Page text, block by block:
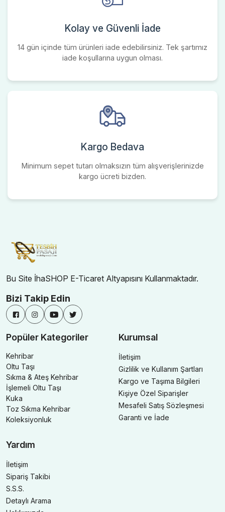
Kolay ve Güvenli İade
14 gün içinde tüm ürünleri iade edebilirsiniz. Tek şartımız
iade koşullarına uygun olması.
Kargo Bedava
Minimum sepet tutarı olmaksızın tüm alışverişlerinizde
kargo ücreti bizden.
Bu Site İhaSHOP E-Ticaret Altyapısını Kullanmaktadır.
Bizi Takip Edin
Popüler Kategoriler
Kehribar
Oltu Taşı
Sıkma & Ateş Kehribar
İşlemeli Oltu Taşı
Kuka
Toz Sıkma Kehribar
Koleksiyonluk
Kurumsal
İletişim
Gizlilik ve Kullanım Şartları
Kargo ve Taşıma Bilgileri
Kişiye Özel Siparişler
Mesafeli Satış Sözleşmesi
Garanti ve İade
Yardım
İletişim
Sipariş Takibi
S.S.S.
Detaylı Arama